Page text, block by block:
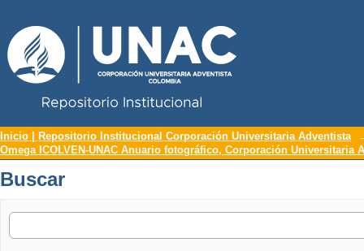
Buscar
Inicio | Repositorio Institucional Corporación Universitaria Adventista
Omega ICOLVEN-UNAC Anuario fotográfico, Corporación Universitaria
Buscar